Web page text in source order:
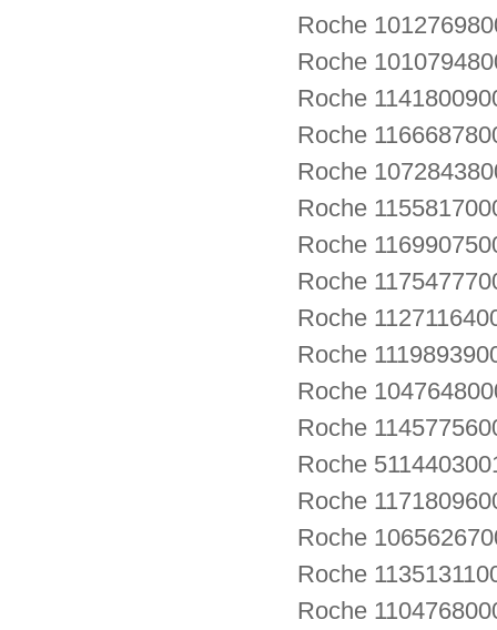
Roche
Roche
Roche
Roche
Roche
Roche
Roche
Roche
Roche
Roche
Roche
Roche
Roche
Roche
Roche
Roche
Roche